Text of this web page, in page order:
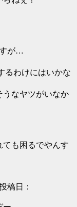
が…
るわけにはいかな
うなヤツがいなか
ても困るでやんす
稿日：